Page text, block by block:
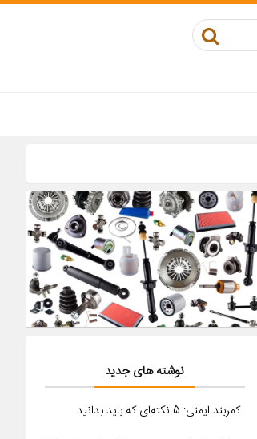
نوشته های جدید
کمربند ایمنی: 5 نکته‌ای که باید بدانید